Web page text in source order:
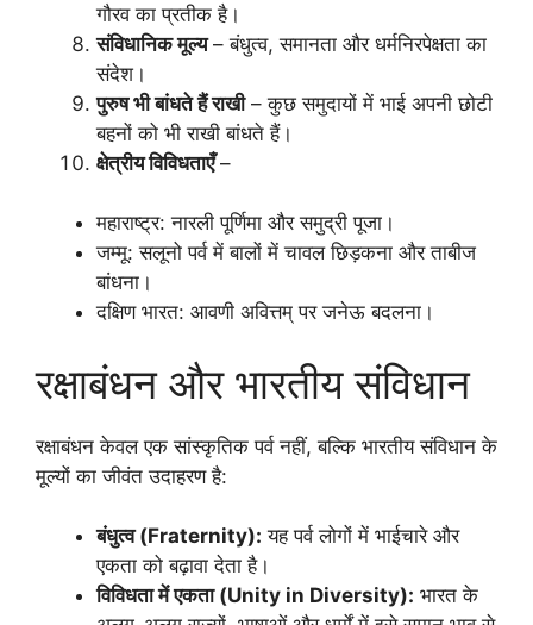
गौरव का प्रतीक है।
संविधानिक मूल्य– बंधुत्व, समानता और धर्मनिरपेक्षता का
संदेश।
पुरुष भी बांधते हैं राखी– कुछ समुदायों में भाई अपनी छोटी
बहनों को भी राखी बांधते हैं।
क्षेत्रीय विविधताएँ–
महाराष्ट्र: नारली पूर्णिमा और समुद्री पूजा।
जम्मू: सलूनो पर्व में बालों में चावल छिड़कना और ताबीज
बांधना।
दक्षिण भारत: आवणी अवित्तम् पर जनेऊ बदलना।
रक्षाबंधन और भारतीय संविधान
रक्षाबंधन केवल एक सांस्कृतिक पर्व नहीं, बल्कि भारतीय संविधान के
मूल्यों का जीवंत उदाहरण है:
बंधुत्व (Fraternity): यह पर्व लोगों में भाईचारे और
एकता को बढ़ावा देता है।
विविधता में एकता (Unity in Diversity): भारत के